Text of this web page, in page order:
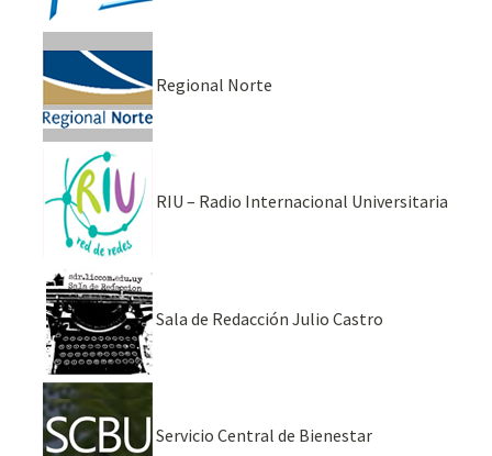
Regional Norte
RIU – Radio Internacional Universitaria
Sala de Redacción Julio Castro
Servicio Central de Bienestar